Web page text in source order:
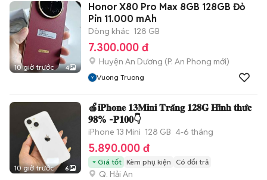
10 giờ trước 4
Honor X80 Pro Max 8GB 128GB Đỏ
Pin 11.000 mAh
Dòng khác 128 GB
7.300.000 đ
Huyện An Dương (P. An Phong mới)
Vuong Truong
10 giờ trước 6
🍎𝐢𝐏𝐡𝐨𝐧𝐞 𝟏𝟑𝐌𝐢𝐧𝐢 𝐓𝐫𝐚̆́𝐧𝐠 𝟏𝟐𝟖𝐆 𝐇𝐢̀𝐧𝐡 𝐭𝐡𝐮̛́𝐜
𝟗𝟖% -𝐏𝟏𝟎𝟎👇
iPhone 13 Mini 128 GB 4-6 tháng
5.890.000 đ
Giá tốt Kèm phụ kiện Có đổi trả
Q. Hải An